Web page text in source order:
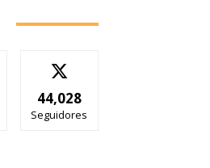
44,028
Seguidores